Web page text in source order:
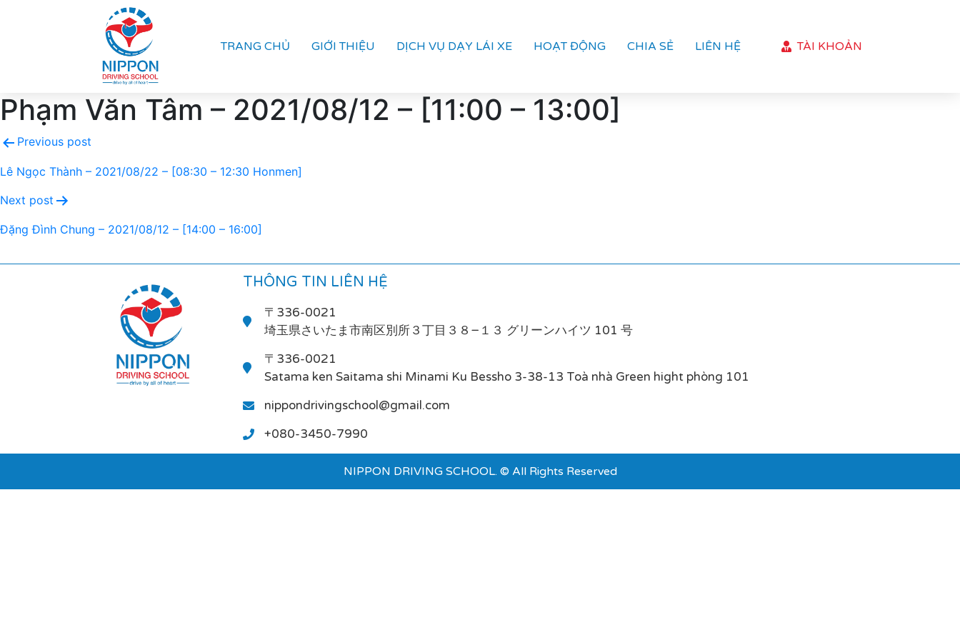
TRANG CHỦ GIỚI THIỆU DỊCH VỤ DẠY LÁI XE HOẠT ĐỘNG CHIA SẺ LIÊN HỆ TÀI KHOẢN
Phạm Văn Tâm – 2021/08/12 – [11:00 – 13:00]
Previous post
Lê Ngọc Thành – 2021/08/22 – [08:30 – 12:30 Honmen]
Next post
Đặng Đình Chung – 2021/08/12 – [14:00 – 16:00]
THÔNG TIN LIÊN HỆ
〒336-0021
埼玉県さいたま市南区別所３丁目３８−１３ グリーンハイツ 101 号
〒336-0021
Satama ken Saitama shi Minami Ku Bessho 3-38-13 Toà nhà Green hight phòng 101
nippondrivingschool@gmail.com
+080-3450-7990
NIPPON DRIVING SCHOOL. © All Rights Reserved